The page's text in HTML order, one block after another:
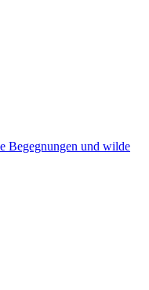
Begegnungen und wilde